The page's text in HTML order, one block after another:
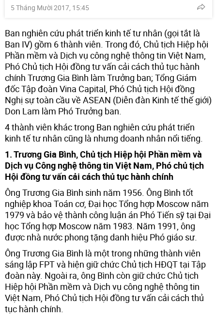
5 Tháng Mười 2017, 15:45
Ban nghiên cứu phát triển kinh tế tư nhân (gọi tắt là
Ban IV) gồm 6 thành viên. Trong đó, Chủ tịch Hiệp hội
Phần mềm và Dịch vụ công nghệ thông tin Việt Nam,
Phó Chủ tịch Hội đồng tư vấn cải cách thủ tục hành
chính Trương Gia Bình làm Trưởng ban; Tổng Giám
đốc Tập đoàn Vina Capital, Phó Chủ tịch Hội đồng
Nghị sự toàn cầu về ASEAN (Diễn đàn Kinh tế thế giới)
Don Lam làm Phó Trưởng ban.
4 thành viên khác trong Ban nghiên cứu phát triển
kinh tế tư nhân cũng là nhưng doanh nhân nổi tiếng.
1. Trương Gia Bình, Chủ tịch Hiệp hội Phần mềm và
Dịch vụ Công nghệ thông tin Việt Nam, Phó chủ tịch
Hội đồng tư vấn cải cách thủ tục hành chính
Ông Trương Gia Bình sinh năm 1956. Ông Bình tốt
nghiệp khoa Toán cơ, Đại học Tổng hợp Moscow năm
1979 và bảo vệ thành công luận án Phó Tiến sỹ tại Đại
học Tổng hợp Moscow năm 1983. Năm 1991, ông
được nhà nước phong tặng danh hiệu Phó giáo sư.
Ông Trương Gia Bình là một trong những thành viên
sáng lập FPT và hiện giữ chức Chủ tịch HĐQT tại Tập
đoàn này. Ngoài ra, ông Bình còn giữ chức Chủ tịch
Hiệp hội Phần mềm và Dịch vụ công nghệ thông tin
Việt Nam, Phó Chủ tịch Hội đồng tư vấn cải cách thủ
tục hành chính.